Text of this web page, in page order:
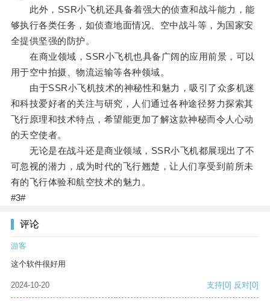
此外，SSR小飞机还具备着强大的侦查和战斗能力，能
够执行各类任务，如侦查地面情况、空中战斗等，为国家安
全提供坚强的防护。
在商业领域，SSR小飞机也具备广阔的应用前景，可以
用于空中拍摄、物流运输等各种领域。
由于SSR小飞机技术的神秘性和魅力，吸引了众多机迷
和科技爱好者的关注与研究，人们通过各种途径努力探索其
飞行原理和技术特点，希望能更加了解这款神秘而令人心动
的天空使者。
无论是在战斗还是商业领域，SSR小飞机都展现出了不
可忽视的潜力，成为时代的飞行翘楚，让人们享受到前所未
有的飞行体验和航空技术的魅力。
#3#
评论
游客
这个软件很好用
2024-10-20 支持[0] 反对[0]